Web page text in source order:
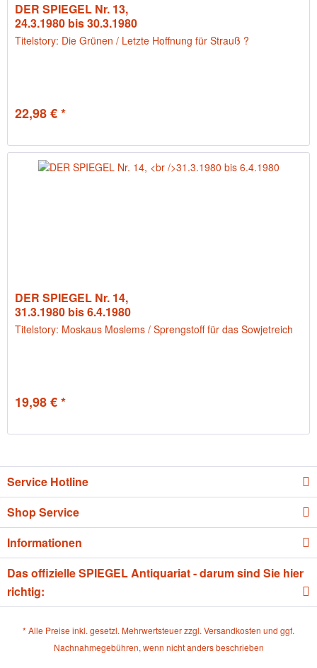
DER SPIEGEL Nr. 13,
24.3.1980 bis 30.3.1980
Titelstory: Die Grünen / Letzte Hoffnung für Strauß ?
22,98 € *
DER SPIEGEL Nr. 14,
31.3.1980 bis 6.4.1980
Titelstory: Moskaus Moslems / Sprengstoff für das Sowjetreich
19,98 € *
Service Hotline
Shop Service
Informationen
Das offizielle SPIEGEL Antiquariat - darum sind Sie hier
richtig:
* Alle Preise inkl. gesetzl. Mehrwertsteuer zzgl. Versandkosten und ggf.
Nachnahmegebühren, wenn nicht anders beschrieben